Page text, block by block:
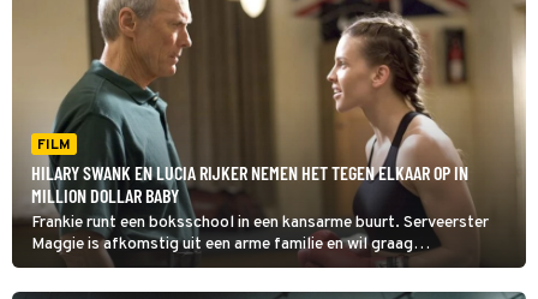
FILM
HILARY SWANK EN LUCIA RIJKER NEMEN HET TEGEN ELKAAR OP IN
MILLION DOLLAR BABY
Frankie runt een boksschool in een kansarme buurt. Serveerster
Maggie is afkomstig uit een arme familie en wil graag
bokskampioen worden. Frankie weigert haar te trainen in Million
Dollar Baby.